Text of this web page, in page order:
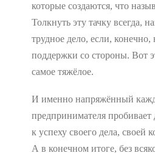
которые создаются, что
Толкнуть эту тачку всегда,
трудное дело, если, конечно,
поддержки со стороны. Вот
самое тяжёлое.
И именно напряжённый
предпринимателя пробивает
к успеху своего дела, своей
А в конечном итоге, без